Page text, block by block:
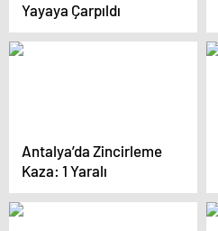
Yayaya Çarpıldı
Antalya’da Zincirleme
Kaza: 1 Yaralı